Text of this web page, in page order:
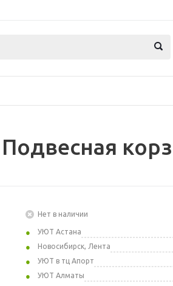
Нет в наличии
УЮТ Астана
Новосибирск, Лента
УЮТ в тц Апорт
УЮТ Алматы